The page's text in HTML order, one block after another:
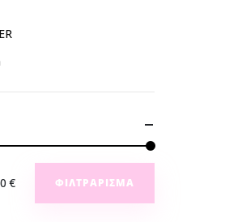
ΦΙΛΤΡΆΡΙΣΜΑ
€